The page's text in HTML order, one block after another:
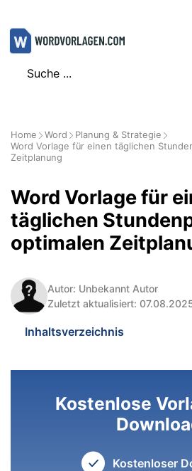
Zum
Inhalt
Home Word
Planung & Strategie
Word Vorlage für einen täglichen
Zeitplanung
Word Vorlage für
täglichen
optimalen
Autor: Unbekannt Autor
Zuletzt aktualisiert:
Inhaltsverzeichnis
Kostenlose
Kostenloser